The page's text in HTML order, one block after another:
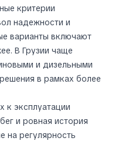
критерии
надежности и
варианты включают
В Грузии чаще
и дизельными
в рамках более
к эксплуатации
и ровная история
на регулярность